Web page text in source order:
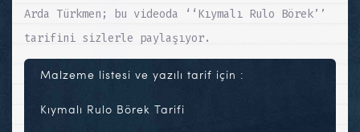
Arda Türkmen; bu videoda ‘‘Kıymalı Rulo Börek’’
tarifini sizlerle paylaşıyor.
Malzeme listesi ve yazılı tarif için :
Kıymalı Rulo Börek Tarifi